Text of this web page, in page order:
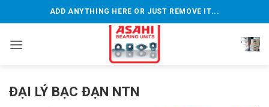
qua
dung
ADD ANYTHING HERE OR JUST REMOVE IT...
ĐẠI LÝ BẠC ĐẠN NTN